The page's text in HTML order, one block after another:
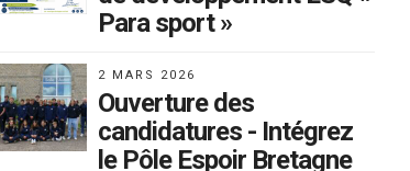
Para sport »
2 MARS 2026
Ouverture des
candidatures - Intégrez
le Pôle Espoir Bretagne